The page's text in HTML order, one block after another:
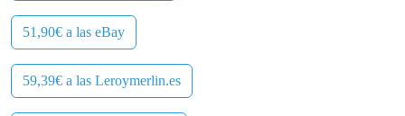
51,90€ a las eBay
59,39€ a las Leroymerlin.es